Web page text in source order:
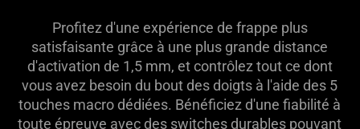
Profitez d'une expérience de frappe plus
satisfaisante grâce à une plus grande distance
d'activation de 1,5 mm, et contrôlez tout ce dont
vous avez besoin du bout des doigts à l'aide des 5
touches macro dédiées. Bénéficiez d'une fiabilité à
toute épreuve avec des switches durables pouvant